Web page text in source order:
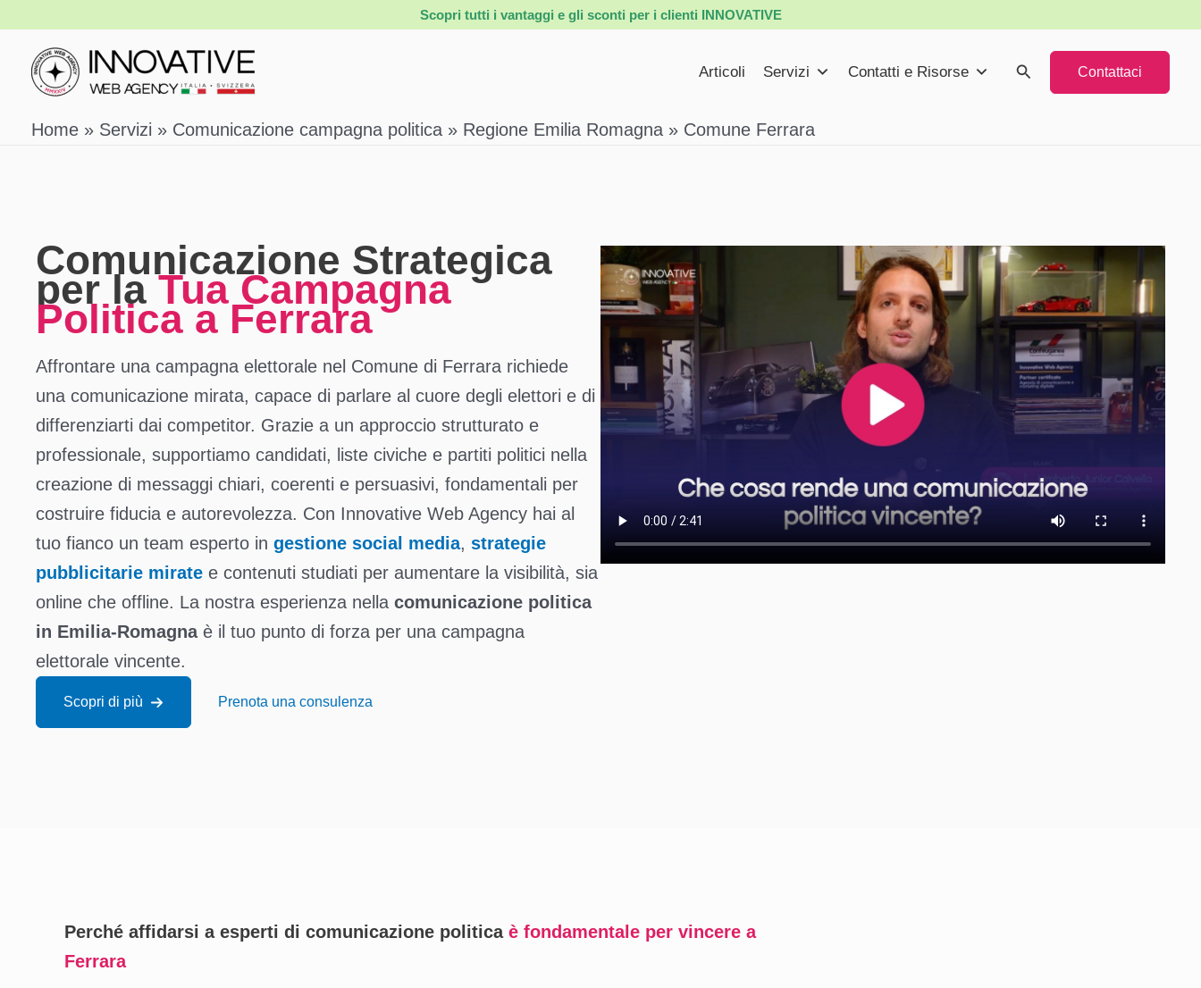
contenuto
Scopri tutti i vantaggi e gli sconti per i clienti INNOVATIVE
Articoli Servizi Contatti e Risorse Cerca Contattaci
Home Servizi Comunicazione campagna politica Regione Emilia Romagna Comune Ferrara
Comunicazione Strategica
per laTua Campagna
Politica a Ferrara
Affrontare una campagna elettorale nel Comune di Ferrara richiede
una comunicazione mirata, capace di parlare al cuore degli elettori e di
differenziarti dai competitor. Grazie a un approccio strutturato e
professionale, supportiamo candidati, liste civiche e partiti politici nella
creazione di messaggi chiari, coerenti e persuasivi, fondamentali per
costruire fiducia e autorevolezza. Con Innovative Web Agency hai al
tuo fianco un team esperto in gestione social media, strategie
pubblicitarie mirate e contenuti studiati per aumentare la visibilità, sia
online che offline. La nostra esperienza nella comunicazione politica
in Emilia-Romagnaè il tuo punto di forza per una campagna
elettorale vincente.
Scopri di più Prenota una consulenza
Perché affidarsi a esperti di comunicazione politica è fondamentale per vincere a
Ferrara